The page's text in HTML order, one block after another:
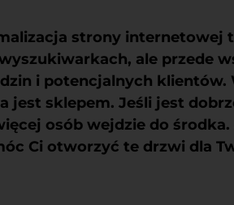
strony internetowej
ale przede
i potencjalnych klientów.
jest sklepem. Jeśli jest
osób wejdzie do
Ci otworzyć te drzwi dla